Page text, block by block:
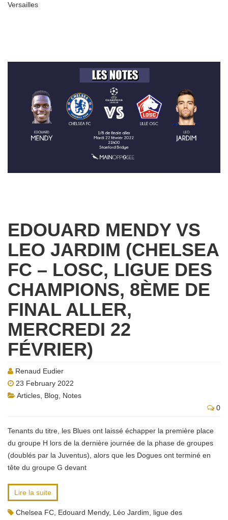
Versailles
EDOUARD MENDY VS
LEO JARDIM (CHELSEA
FC – LOSC, LIGUE DES
CHAMPIONS, 8ÈME DE
FINAL ALLER,
MERCREDI 22
FÉVRIER)
Renaud Eudier
23 February 2022
Articles Blog
Notes
0
Tenants du titre, les Blues ont laissé échapper la première place
du groupe H lors de la dernière journée de la phase de groupes
(doublés par la Juventus), alors que les Dogues ont terminé en
tête du groupe G devant
Lire la suite
Chelsea FC Edouard Mendy, Léo Jardim
ligue des